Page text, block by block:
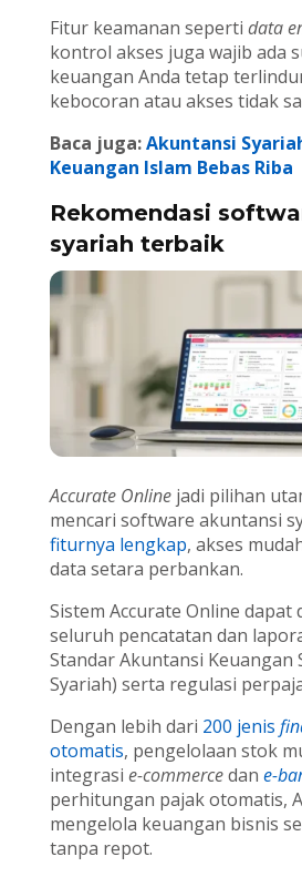
Fitur keamanan seperti data
kontrol akses juga wajib ada
keuangan Anda tetap
kebocoran atau akses tidak
Baca juga:Akuntansi
Keuangan Islam Bebas Riba
Rekomendasi
syariah terbaik
Accurate Onlinejadi pilihan
mencari software akuntansi
fiturnya lengkap, akses
data setara perbankan.
Sistem Accurate Online dapat
seluruh pencatatan dan
Standar Akuntansi Keuangan
Syariah) serta regulasi
Dengan lebih dari 200 jenis
otomatis, pengelolaan stok
integrasi e-commercedan e-
perhitungan pajak otomatis,
mengelola keuangan bisnis
tanpa repot.